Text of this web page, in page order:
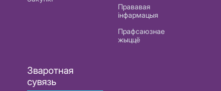
Прававая
інфармацыя
Прафсаюзнае
жыццё
Зваротная
сувязь